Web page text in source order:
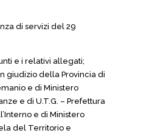
di servizi del 29
e i relativi allegati;
giudizio della Provincia di
e di Ministero
e di U.T.G. – Prefettura
e di Ministero
del Territorio e